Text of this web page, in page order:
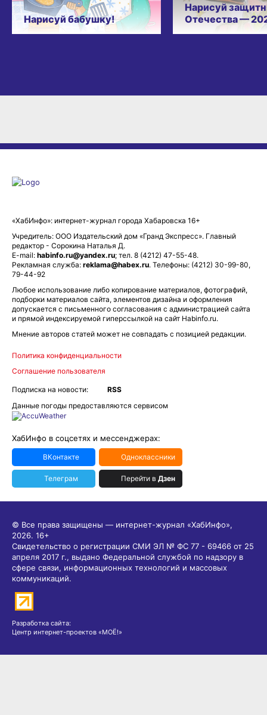
Нарисуй бабушку!
Нарисуй
Отечества —
«ХабИнфо»: интернет-журнал города Хабаровска 16+
Учредитель: ООО Издательский дом «Гранд Экспресс». Главный
редактор - Сорокина Наталья Д.
E-mail: habinfo.ru@yandex.ru; тел. 8 (4212) 47-55-48.
Рекламная служба: reklama@habex.ru. Телефоны: (4212) 30-99-80,
79-44-92
Любое использование либо копирование материалов, фотографий,
подборки материалов сайта, элементов дизайна и оформления
допускается с письменного согласования с администрацией сайта
и прямой индексируемой гиперссылкой на сайт Habinfo.ru.
Мнение авторов статей может не совпадать с позицией редакции.
Политика конфиденциальности
Соглашение пользователя
Подписка на новости:
RSS
Данные погоды предоставляются сервисом
ХабИнфо в соцсетях и мессенджерах:
ВКонтакте Одноклассники
Телеграм Перейти в Дзен
© Все права защищены — интернет-журнал «ХабИнфо»,
2026. 16+
Свидетельство о регистрации СМИ ЭЛ № ФС 77 - 69466 от 25
апреля 2017 г., выдано Федеральной службой по надзору в
сфере связи, информационных технологий и массовых
коммуникаций.
Разработка сайта:
Центр интернет-проектов «МОЁ!»